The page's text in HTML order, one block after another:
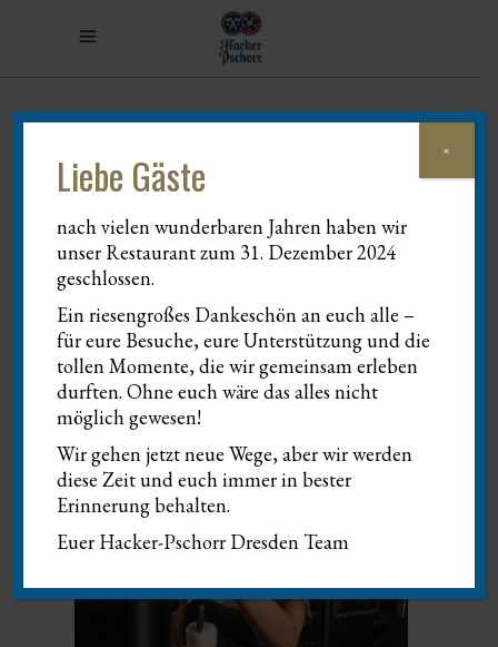
Liebe Gäste
nach vielen wunderbaren Jahren haben wir
unser Restaurant zum 31. Dezember 2024
geschlossen.
Ein riesengroßes Dankeschön an euch alle –
für eure Besuche, eure Unterstützung und die
tollen Momente, die wir gemeinsam erleben
durften. Ohne euch wäre das alles nicht
möglich gewesen!
Wir gehen jetzt neue Wege, aber wir werden
diese Zeit und euch immer in bester
Erinnerung behalten.
Euer Hacker-Pschorr Dresden Team
×